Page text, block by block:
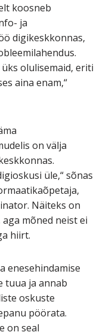
koosneb
ja
digikeskkonnas,
olulisemaid, eriti
aina enam,“
on välja
üle,“ sõnas
Näiteks on
mõned neist ei
hiirt.
enesehindamise
tuua ja annab
oskuste
pöörata.
on seal